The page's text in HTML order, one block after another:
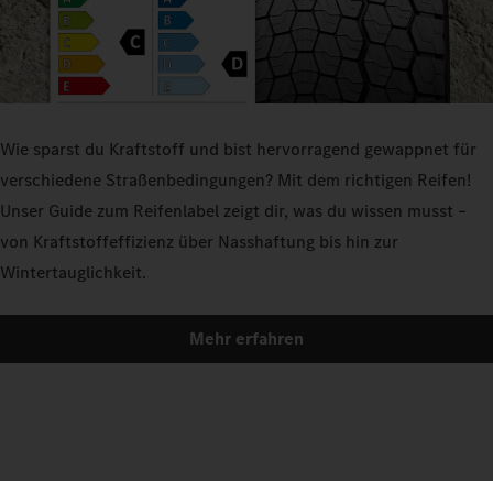
Wie sparst du Kraftstoff und bist hervorragend gewappnet für
verschiedene Straßenbedingungen? Mit dem richtigen Reifen!
Unser Guide zum Reifenlabel zeigt dir, was du wissen musst –
von Kraftstoffeffizienz über Nasshaftung bis hin zur
Wintertauglichkeit.
Mehr erfahren